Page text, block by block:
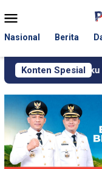
ke
Mobile
Nasional Berita
Konten Spesial
dan Sejumlah